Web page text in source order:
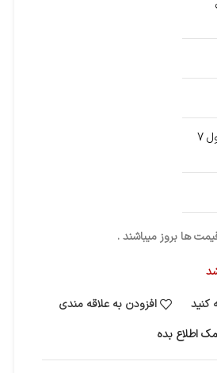
دارای کابل برق با طول 7
ها بروز میباشند .
کنید
افزودن به علاقه مندی
اطلاع بده